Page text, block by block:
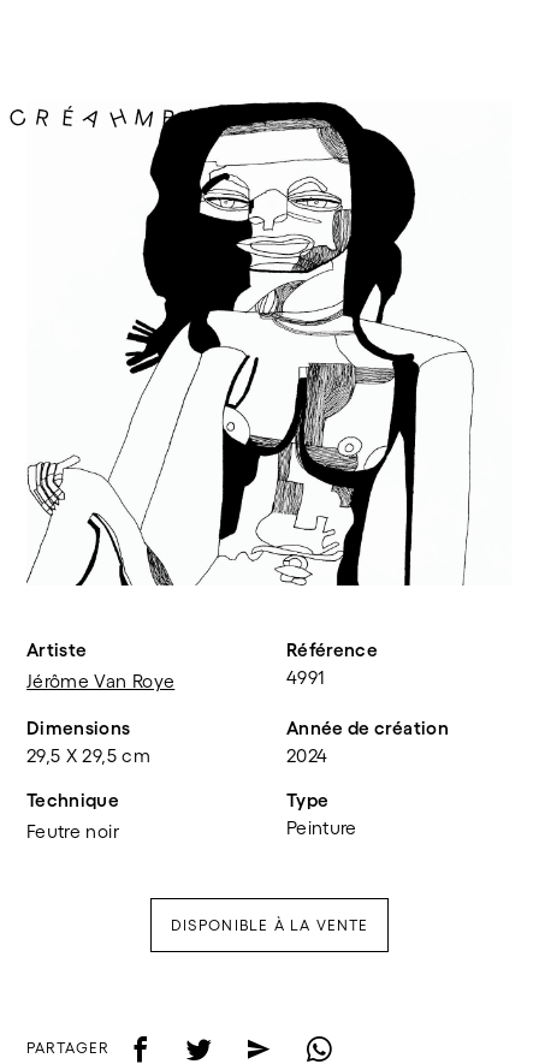
Artiste
Jérôme Van Roye
Référence
4991
Dimensions
29,5 X 29,5 cm
Année de création
2024
Technique
Feutre noir
Type
Peinture
DISPONIBLE À LA VENTE
PARTAGER f t e w